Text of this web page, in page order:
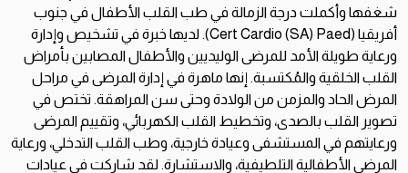
شغفها وأكملت درجة الزمالة في طب القلب الأطفال في جنوب
أفريقيا (Cert Cardio (SA) Paed). لديها خبرة في تشخيص وإدارة
ورعاية طويلة الأمد للمرضى الوليديين والأطفال المصابين بأمراض
القلب الخلقية والمُكتسبة. إنها ماهرة في إدارة المرضى في مراحل
المرض الحاد والمزمن من الولادة وحتى سن المراهقة. تختص في
تصوير القلب بالصدى، وتخطيط القلب الكهربائي، وتقييم المرضى
ورعايتهم في المستشفى وعيادة خارجية، وطب القلب التدخلي، ورعاية
المرضى الأطفالية التلطيفية، والاستشارة. لقد شاركت في عيادات